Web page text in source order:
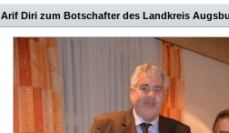
Arif Diri zum Botschafter des Landkreis